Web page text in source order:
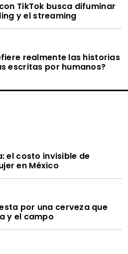
TikTok busca difuminar
y el streaming
realmente las historias
escritas por humanos?
el costo invisible de
en México
por una cerveza que
y el campo